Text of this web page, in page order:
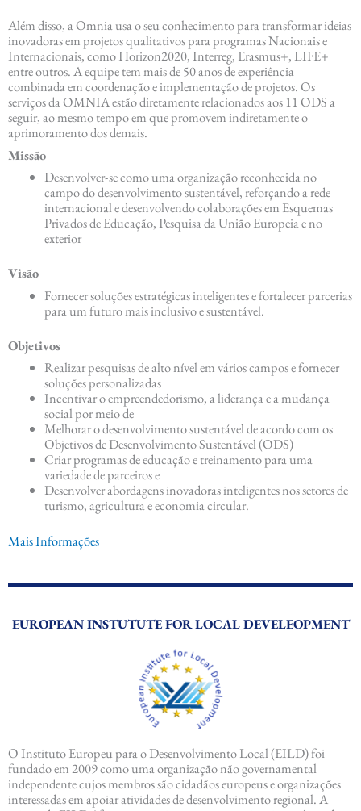
Além disso, a Omnia usa o seu conhecimento para transformar ideias
inovadoras em projetos qualitativos para programas Nacionais e
Internacionais, como Horizon2020, Interreg, Erasmus+, LIFE+
entre outros. A equipe tem mais de 50 anos de experiência
combinada em coordenação e implementação de projetos. Os
serviços da OMNIA estão diretamente relacionados aos 11 ODS a
seguir, ao mesmo tempo em que promovem indiretamente o
aprimoramento dos demais.
Missão
Desenvolver-se como uma organização reconhecida no
campo do desenvolvimento sustentável, reforçando a rede
internacional e desenvolvendo colaborações em Esquemas
Privados de Educação, Pesquisa da União Europeia e no
exterior
Visão
Fornecer soluções estratégicas inteligentes e fortalecer parcerias
para um futuro mais inclusivo e sustentável.
Objetivos
Realizar pesquisas de alto nível em vários campos e fornecer
soluções personalizadas
Incentivar o empreendedorismo, a liderança e a mudança
social por meio de
Melhorar o desenvolvimento sustentável de acordo com os
Objetivos de Desenvolvimento Sustentável (ODS)
Criar programas de educação e treinamento para uma
variedade de parceiros e
Desenvolver abordagens inovadoras inteligentes nos setores de
turismo, agricultura e economia circular.
Mais Informações
EUROPEAN INSTUTUTE FOR LOCAL DEVELEOPMENT
O Instituto Europeu para o Desenvolvimento Local (EILD) foi
fundado em 2009 como uma organização não governamental
independente cujos membros são cidadãos europeus e organizações
interessadas em apoiar atividades de desenvolvimento regional. A